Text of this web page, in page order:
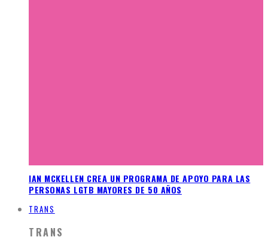
IAN MCKELLEN CREA UN PROGRAMA DE APOYO PARA LAS
PERSONAS LGTB MAYORES DE 50 AÑOS
TRANS
TRANS